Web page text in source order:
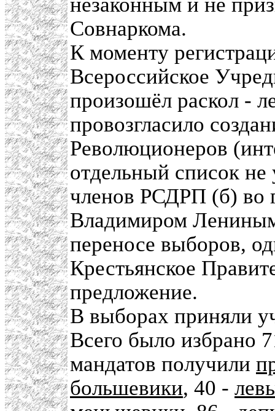
Совнаркома.
К моменту
Всероссийское
произошёл раскол -
провозгласило
Революционеров
отдельный список не
членов РСДРП (б) во
Владимиром
переносе выборов,
Крестьянское
предложение.
В выборах приняли
Всего было избрано
мандатов получили
большевики, 40 -